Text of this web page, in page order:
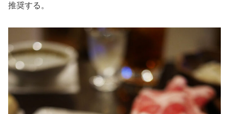
推奨する。